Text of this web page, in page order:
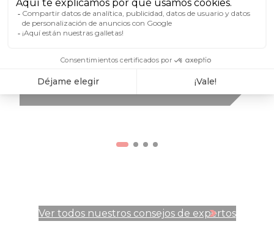
para una PYME? ¿Cuáles son los riesgos
concretos para la empresa?
¿Cómo responde XEFI concretamente?
Ver todos nuestros consejos de expertos